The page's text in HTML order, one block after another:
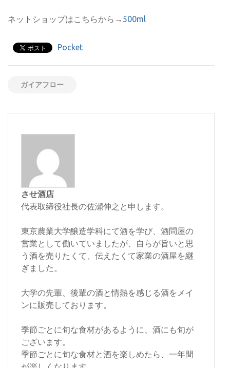
ネットショップはこちらから→ 500ml
Pocket
ガイアフロー
させ酒店
代表取締役社長の佐瀬伸之と申します。
東京農業大学醸造学科にて酒を学び、酒問屋の
営業として働いていましたが、自らが旨いと思
う酒を売りたくて、伝えたくて家業の酒屋を継
ぎました。
大学の先輩、後輩の酒と情熱を感じる酒をメイ
ンに販売しております。
季節ごとに旬な食材があるように、酒にも旬が
ございます。
季節ごとに旬な食材と酒を楽しめたら、一年間